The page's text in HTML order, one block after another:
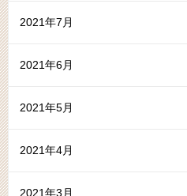
2021年7月
2021年6月
2021年5月
2021年4月
2021年3月